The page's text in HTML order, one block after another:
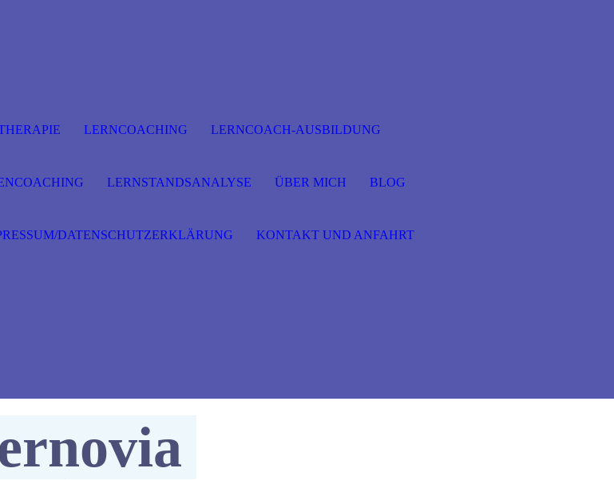
LERNCOACHING LERNCOACH-AUSBILDUNG
LERNSTANDSANALYSE ÜBER MICH BLOG
DATENSCHUTZERKLÄRUNG KONTAKT UND ANFAHRT